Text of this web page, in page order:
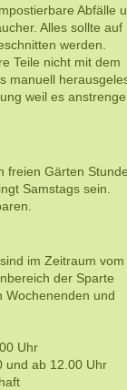
Abfälle
Alles sollte auf
werden.
Teile nicht mit dem
manuell
weil es
freien Gärten
Samstags sein.
im Zeitraum vom
der Sparte
Wochenenden und
ab 12.00 Uhr